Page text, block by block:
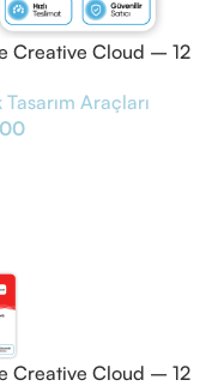
Creative Cloud – 12
Araçları
Creative Cloud – 12